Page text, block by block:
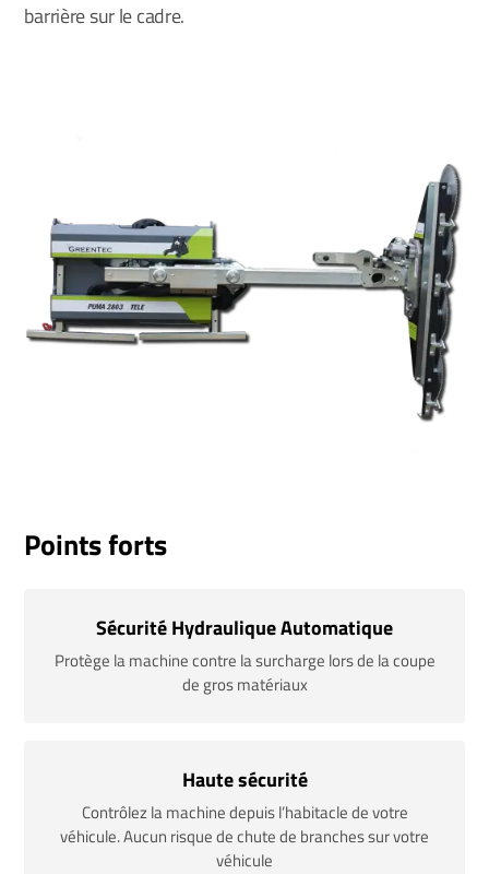
barrière sur le cadre.
Points forts
Sécurité Hydraulique Automatique
Protège la machine contre la surcharge lors de la coupe
de gros matériaux
Haute sécurité
Contrôlez la machine depuis l’habitacle de votre
véhicule. Aucun risque de chute de branches sur votre
véhicule